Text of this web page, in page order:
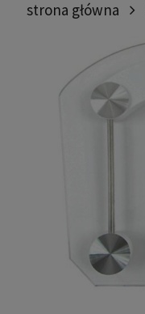
strona główna